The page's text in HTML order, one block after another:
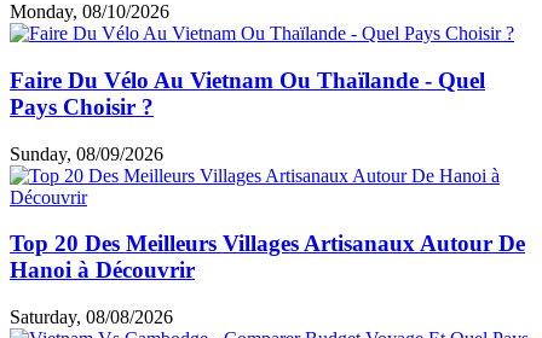
Monday, 08/10/2026
Faire Du Vélo Au Vietnam Ou Thaïlande - Quel
Pays Choisir ?
Sunday, 08/09/2026
Top 20 Des Meilleurs Villages Artisanaux Autour De
Hanoi à Découvrir
Saturday, 08/08/2026